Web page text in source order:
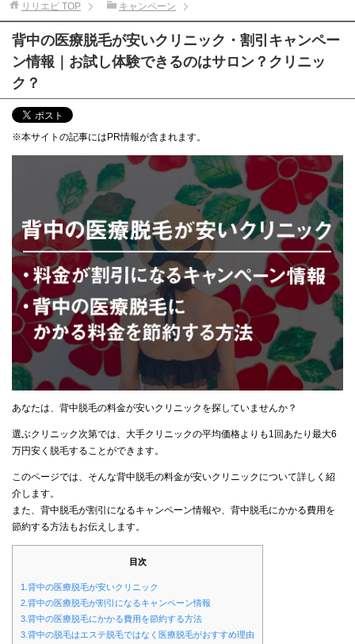
リリエピ TOP キャンペーン
背中の医療脱毛が安いクリニック・割引キャンペー
ン情報｜お試し体験できるのはサロン？クリニッ
ク？
※本サイトの記事にはPR情報が含まれます。
あなたは、背中脱毛の料金が安いクリニックを探していませんか？
選ぶクリニック次第では、大手クリニックの平均価格よりも1回あたり最大6
万円安く脱毛することができます。
このページでは、そんな背中脱毛の料金が安いクリニックについて詳しく紹
介します。
また、背中脱毛が割引になるキャンペーン情報や、背中脱毛にかかる費用を
節約する方法もお伝えします。
目次
1.背中の医療脱毛が安いクリニック
2.背中の医療脱毛が割引になるキャンペーン情報
3.背中の医療脱毛にかかる費用を節約する方法
3.背中の脱毛はエステ脱毛ではなく医療脱毛がおすすめ理由